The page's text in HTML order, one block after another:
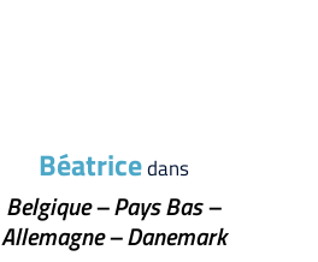
Béatricedans
Belgique – Pays Bas –
Allemagne – Danemark